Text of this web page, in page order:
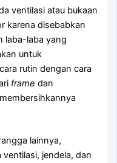
ventilasi atau bukaan
karena disebabkan
laba-laba yang
untuk
rutin dengan cara
frame dan
lainnya,
jendela, dan